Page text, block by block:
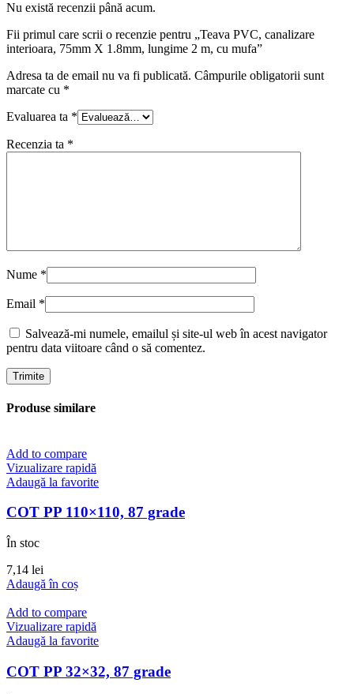
Nu există recenzii până acum.
Fii primul care scrii o recenzie pentru „Teava PVC, canalizare
interioara, 75mm X 1.8mm, lungime 2 m, cu mufa”
Adresa ta de email nu va fi publicată. Câmpurile obligatorii sunt
marcate cu *
Evaluarea ta *
Recenzia ta *
Nume *
Email *
Salvează-mi numele, emailul și site-ul web în acest navigator
pentru data viitoare când o să comentez.
Produse similare
Add to compare
Vizualizare rapidă
Adaugă la favorite
COT PP 110×110, 87 grade
În stoc
7,14 lei
Adaugă în coș
Add to compare
Vizualizare rapidă
Adaugă la favorite
COT PP 32×32, 87 grade